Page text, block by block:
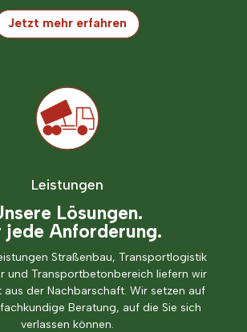
Jetzt mehr erfahren
Leistungen
Lösungen.
jede Anforderung.
Straßenbau, Transportlogistik
und Transportbetonbereich liefern wir
aus der Nachbarschaft. Wir setzen auf
Beratung, auf die Sie sich
verlassen können.